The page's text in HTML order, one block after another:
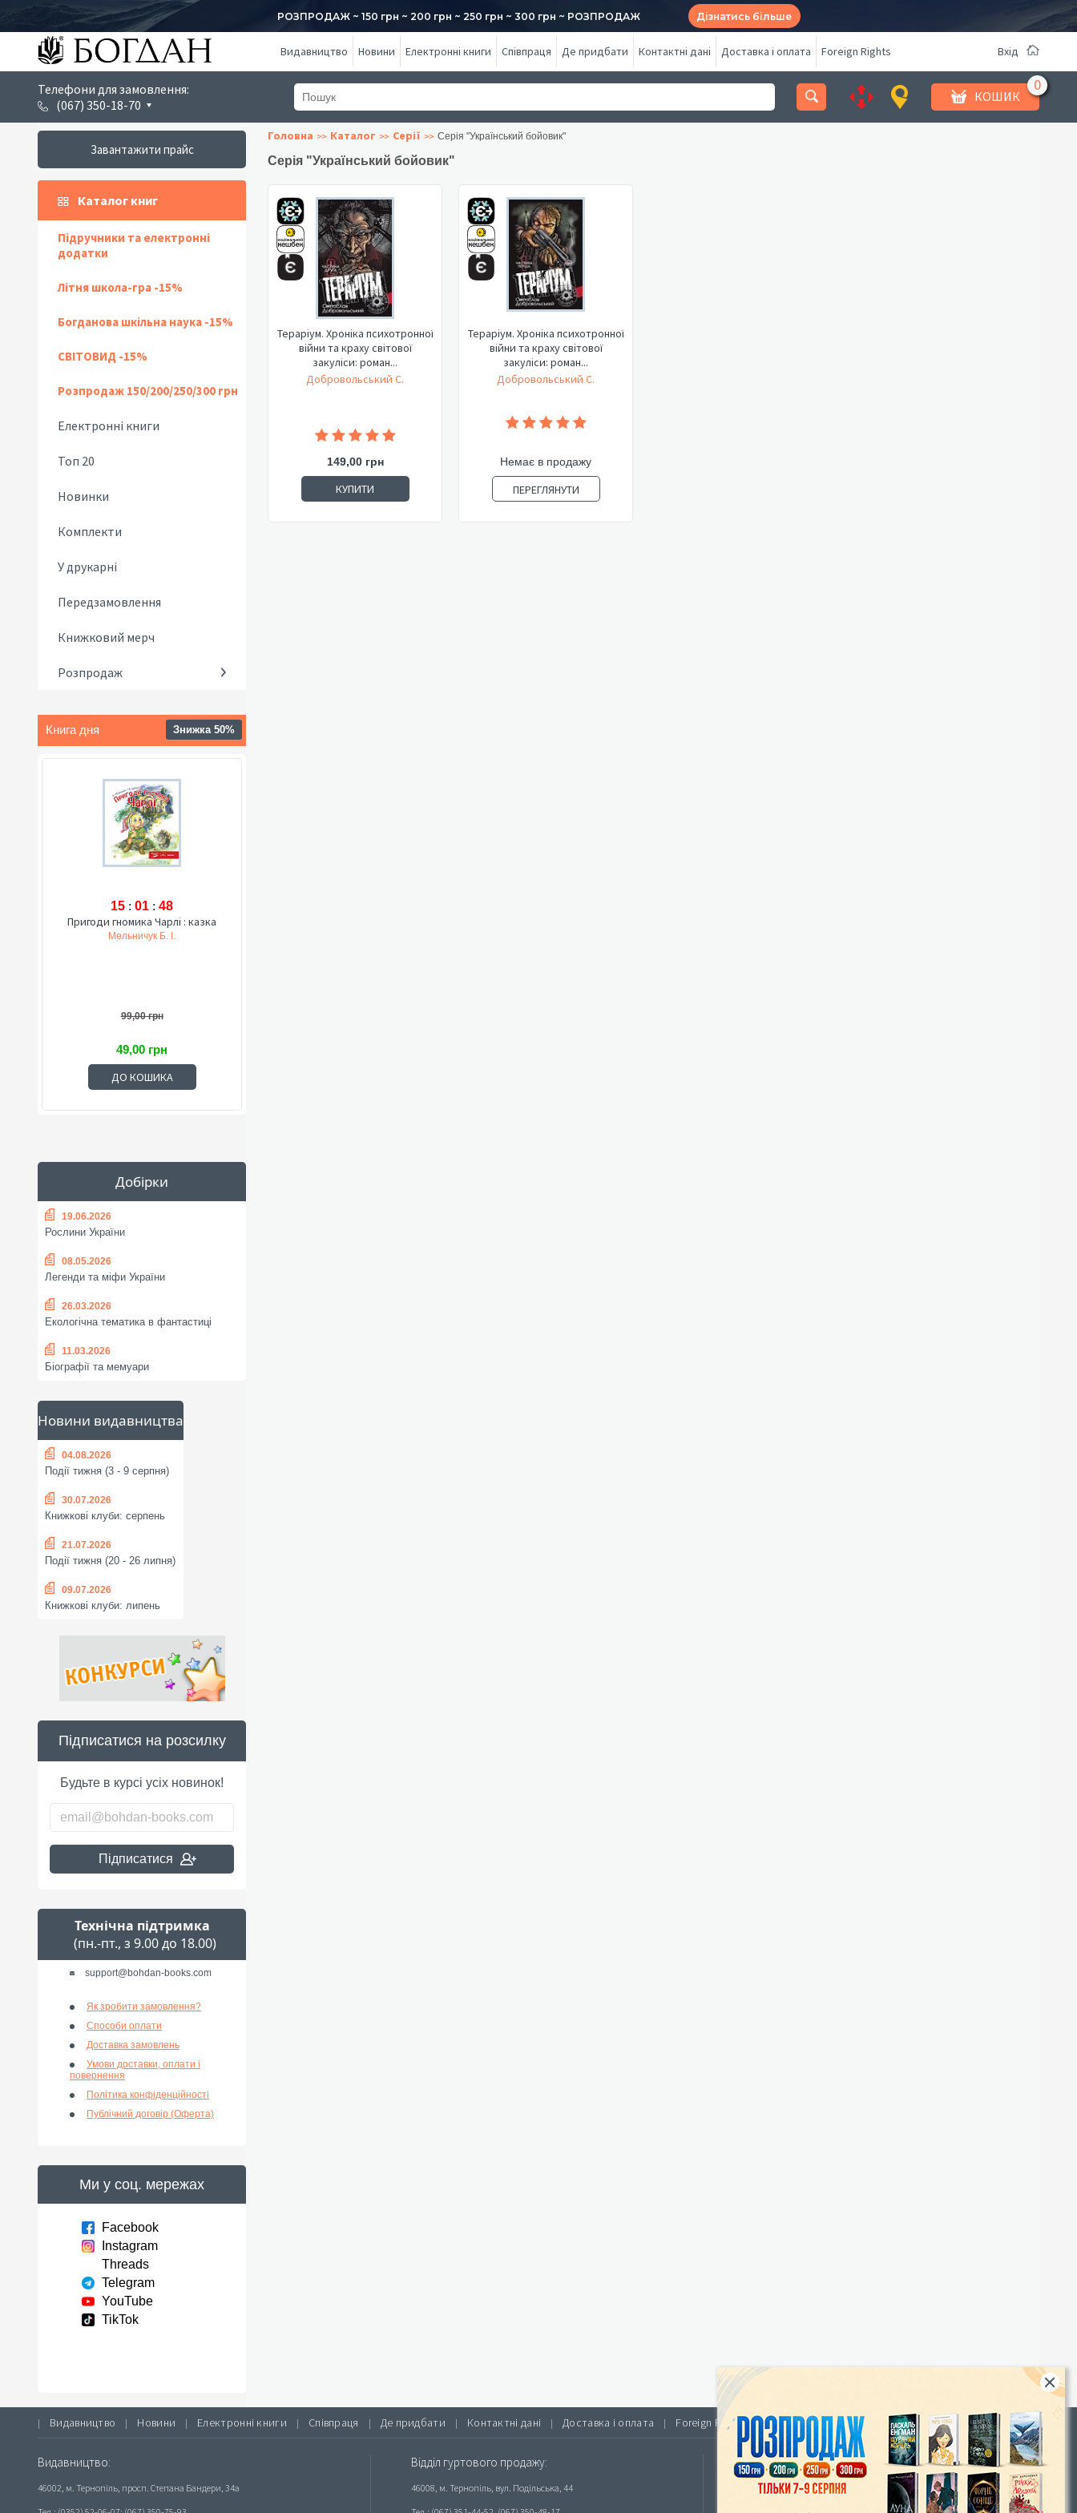
РОЗПРОДАЖ ~ 150 грн ~ 200 грн ~ 250 грн ~ 300 грн ~ РОЗПРОДАЖ Дізнатись більше
Видавництво Новини Електронні книги Співпраця Де придбати Контактні дані Доставка і оплата Foreign Rights Вхід
Телефони для замовлення:
(067) 350-18-70
КОШИК
Завантажити прайс
Каталог книг
Підручники та електронні
додатки
Літня школа-гра -15%
Богданова шкільна наука -15%
СВІТОВИД -15%
Розпродаж 150/200/250/300 грн
Електронні книги
Топ 20
Новинки
Комплекти
У друкарні
Передзамовлення
Книжковий мерч
Розпродаж
Книга дня Знижка 50%
15 : 01 : 47
Пригоди гномика Чарлі : казка
Мельничук Б. І.
99,00 грн
49,00 грн
ДО КОШИКА
Добірки
19.06.2026
Рослини України
08.05.2026
Легенди та міфи України
26.03.2026
Екологічна тематика в фантастиці
11.03.2026
Біографії та мемуари
Новини видавництва
04.08.2026
Події тижня (3 - 9 серпня)
30.07.2026
Книжкові клуби: серпень
21.07.2026
Події тижня (20 - 26 липня)
09.07.2026
Книжкові клуби: липень
Підписатися на розсилку
Будьте в курсі усіх новинок!
Підписатися
Технічна підтримка
(пн.-пт., з 9.00 до 18.00)
support@bohdan-books.com
Як зробити замовлення?
Способи оплати
Доставка замовлень
Умови доставки, оплати і
повернення
Політика конфіденційності
Публічний договір (Оферта)
Ми у соц. мережах
Facebook
Instagram
Threads
Telegram
YouTube
TikTok
Головна Каталог Серії Серія "Український бойовик"
Серія "Український бойовик"
Тераріум. Хроніка психотронної
війни та краху світової
закуліси: роман...
Добровольський С.
149,00 грн
КУПИТИ
Тераріум. Хроніка психотронної
війни та краху світової
закуліси: роман...
Добровольський С.
Немає в продажу
ПЕРЕГЛЯНУТИ
| Видавництво | Новини | Електронні книги | Співпраця | Де придбати | Контактні дані | Доставка і оплата | Foreign Rights |
Видавництво:
46002, м. Тернопіль, просп. Степана Бандери, 34а
Відділ гуртового продажу:
46008, м. Тернопіль, вул. Подільська, 44
Інтернет-магазин «Видавництво Богдан»:
46018, м. Тернопіль, А/С 529